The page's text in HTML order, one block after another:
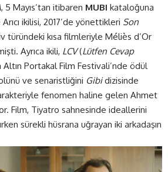
, 5 Mayıs’tan itibaren MUBI kataloğuna
ikilisi, 2017’de yönettikleri Son
türündeki kısa filmleriyle Méliès d’Or
Ayrıca ikili, LCV(Lütfen Cevap
Portakal Film Festivali’nde ödül
ve senaristliğini Gibidizisinde
fenomen haline gelen Ahmet
Film, Tiyatro sahnesinde ideallerini
sürekli hüsrana uğrayan iki arkadaşın